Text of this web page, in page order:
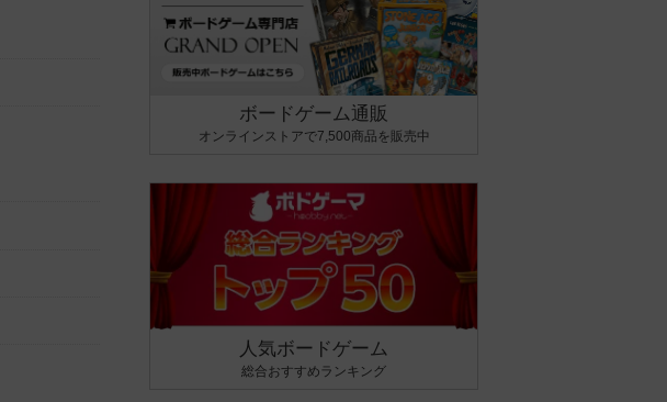
ボードゲーム通販
オンラインストアで7,500商品を販売中
人気ボードゲーム
総合おすすめランキング